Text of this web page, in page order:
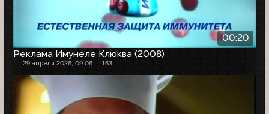
00:20
Реклама Имунеле Клюква (2008)
29 апреля 2026, 09:06 163